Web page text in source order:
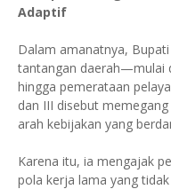
Adaptif
Dalam amanatnya,
tantangan daerah—mulai
hingga pemerataan
dan III disebut
arah kebijakan yang
Karena itu, ia mengajak
pola kerja lama yang